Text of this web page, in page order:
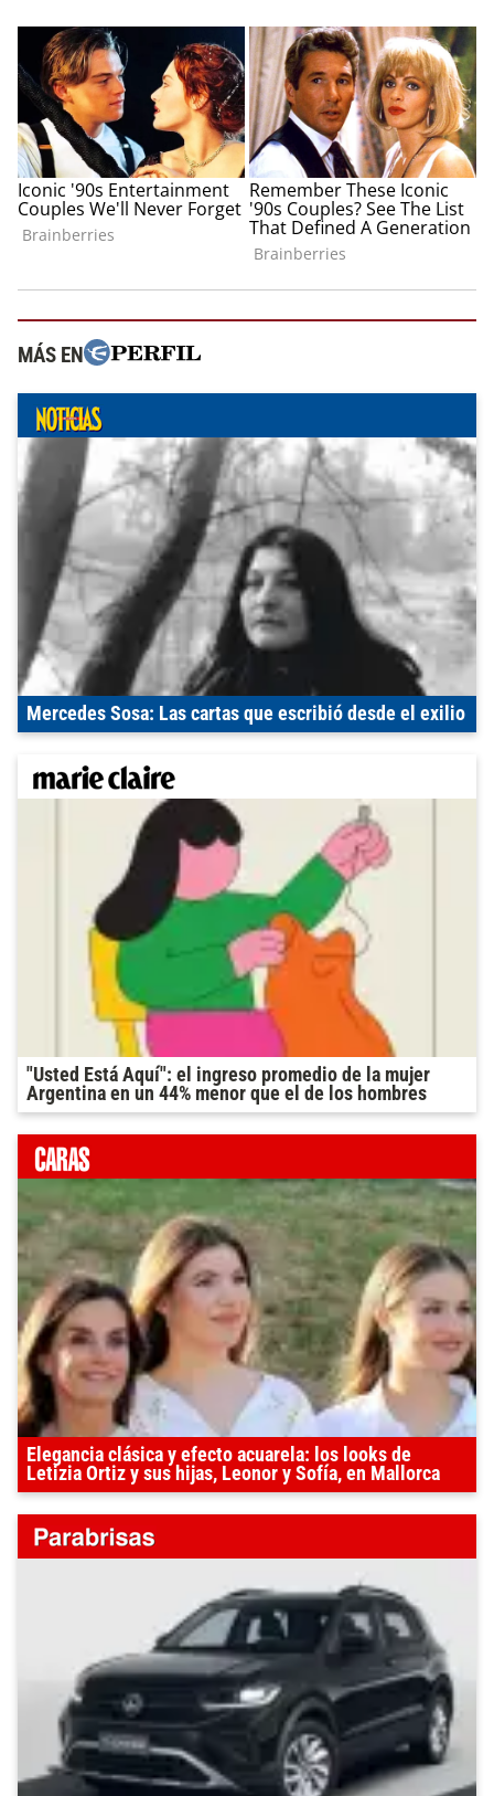
MÁS EN
Mercedes Sosa: Las cartas que escribió desde el exilio
"Usted Está Aquí": el ingreso promedio de la mujer
Argentina en un 44% menor que el de los hombres
Elegancia clásica y efecto acuarela: los looks de
Letizia Ortiz y sus hijas, Leonor y Sofía, en Mallorca